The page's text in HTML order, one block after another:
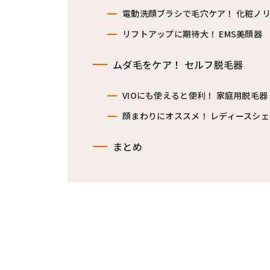
電動洗顔ブラシで毛穴ケア！ 化粧ノ
リフトアップに期待大！ EMS美顔器
ムダ毛をケア！ セルフ脱毛器
VIOにも使えると便利！ 家庭用脱毛器
顔まわりにオススメ！ レディースシ
まとめ